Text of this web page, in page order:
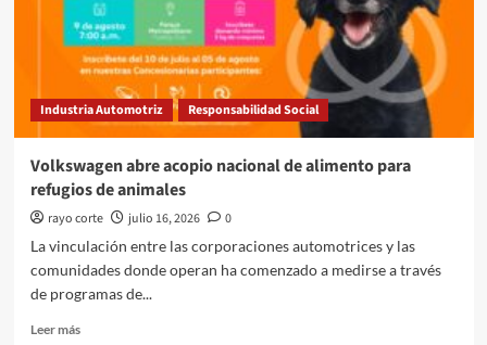
energía
solar
Industria Automotriz Responsabilidad Social
Volkswagen abre acopio nacional de alimento para
refugios de animales
rayo corte julio 16, 2026
0
La vinculación entre las corporaciones automotrices y las
comunidades donde operan ha comenzado a medirse a través
de programas de...
Leer másLeer